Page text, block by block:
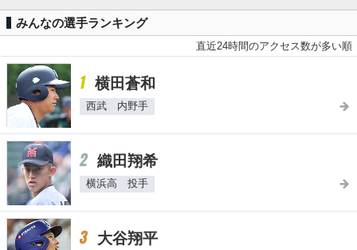
みんなの選手ランキング
直近24時間のアクセス数が多い順
1 横田蒼和
西武 内野手
2 織田翔希
横浜高 投手
3 大谷翔平